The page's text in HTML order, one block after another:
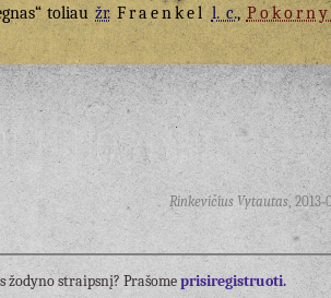
toliaužr. Fraenkel l. c.,Pokorny
Rinkevičius Vytautas,2013-
straipsnį? Prašomeprisiregistruoti.